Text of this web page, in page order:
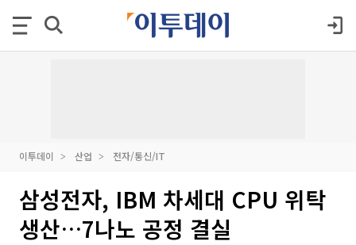
이투데이 산업 전자/통신/IT
삼성전자, IBM 차세대 CPU 위탁
생산…7나노 공정 결실